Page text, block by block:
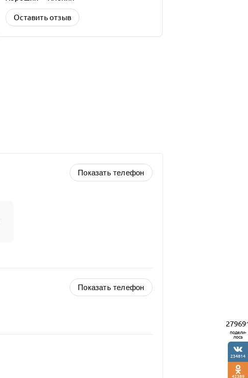
Оставить отзыв
Показать телефон
Показать телефон
подели-
лось
234814
42389